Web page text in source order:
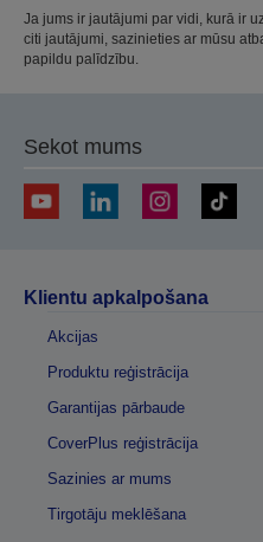
Ja jums ir jautājumi par vidi, kurā ir
citi jautājumi, sazinieties ar mūsu
papildu palīdzību.
Sekot mums
Klientu apkalpošana
Akcijas
Produktu reģistrācija
Garantijas pārbaude
CoverPlus reģistrācija
Sazinies ar mums
Tirgotāju meklēšana